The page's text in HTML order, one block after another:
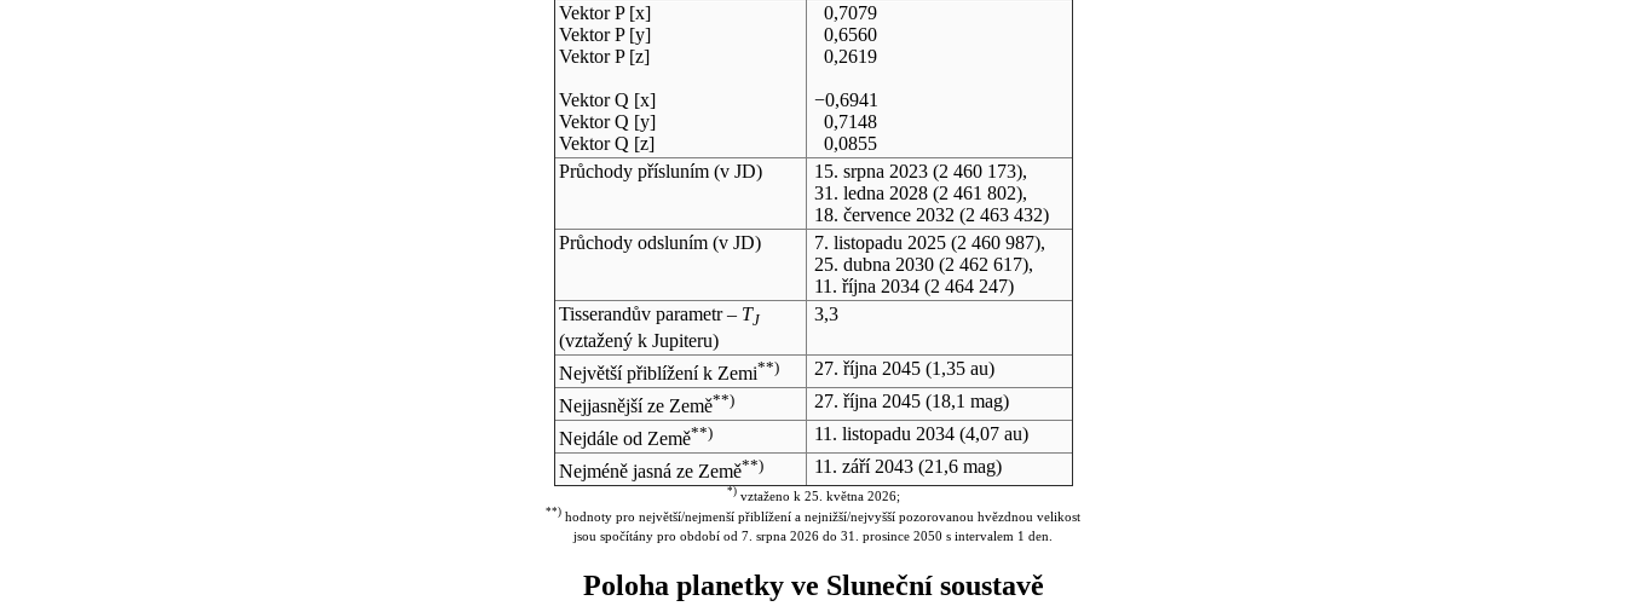
Vektor P [x]
Vektor P [y]
Vektor P [z]
Vektor Q [x]
Vektor Q [y]
Vektor Q [z]
0,7079
0,6560
0,2619
−0,6941
0,7148
0,0855
Průchody přísluním (v JD) 15. srpna 2023(2 460 173),
31. ledna 2028(2 461 802),
18. července 2032 (2 463 432)
Průchody odsluním (v JD) 7. listopadu 2025(2 460 987),
25. dubna 2030(2 462 617),
11. října 2034(2 464 247)
Tisserandův parametr – TJ
(vztažený k Jupiteru)
3,3
Největší přiblížení k Zemi**) 27. října 2045(1,35 au)
Nejjasnější ze Země**) 27. října 2045(18,1 mag)
Nejdále od Země**) 11. listopadu 2034(4,07 au)
Nejméně jasná ze Země**) 11. září 2043(21,6 mag)
*)vztaženo k 25. května 2026;
**) hodnoty pro největší/nejmenší přiblížení a nejnižší/nejvyšší pozorovanou hvězdnou velikost
jsou spočítány pro období od 7. srpna 2026 do 31. prosince 2050 s intervalem 1 den.
Poloha planetky ve Sluneční soustavě